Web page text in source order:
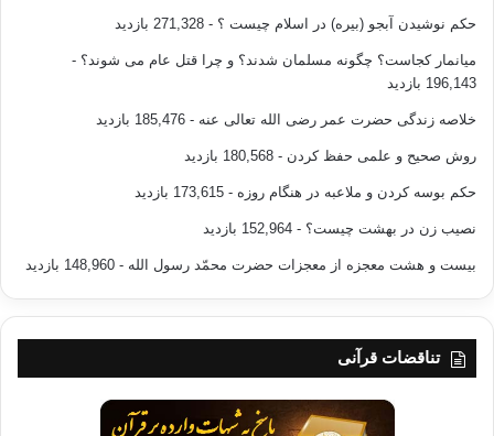
حکم نوشیدن آبجو (بیره) در اسلام چیست ؟ - 271,328 بازدید
میانمار کجاست؟ چگونه مسلمان شدند؟ و چرا قتل عام می شوند؟ -
196,143 بازدید
خلاصه زندگی حضرت عمر رضی الله تعالی عنه - 185,476 بازدید
روش صحیح و علمی حفظ کردن - 180,568 بازدید
حکم بوسه کردن و ملاعبه در هنگام روزه - 173,615 بازدید
نصیب زن در بهشت چیست؟ - 152,964 بازدید
بیست و هشت معجزه از معجزات حضرت محمّد رسول الله - 148,960 بازدید
تناقضات قرآنی